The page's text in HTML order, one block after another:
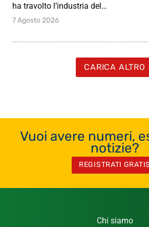
ha travolto l’industria del…
7 Agosto 2026
CARICA ALTRO
Vuoi avere numeri,
notizie?
REGISTRATI GRATIS
Chi siamo